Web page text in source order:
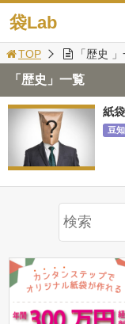
袋Lab
TOP 「歴史
「歴史」一覧
紙
豆